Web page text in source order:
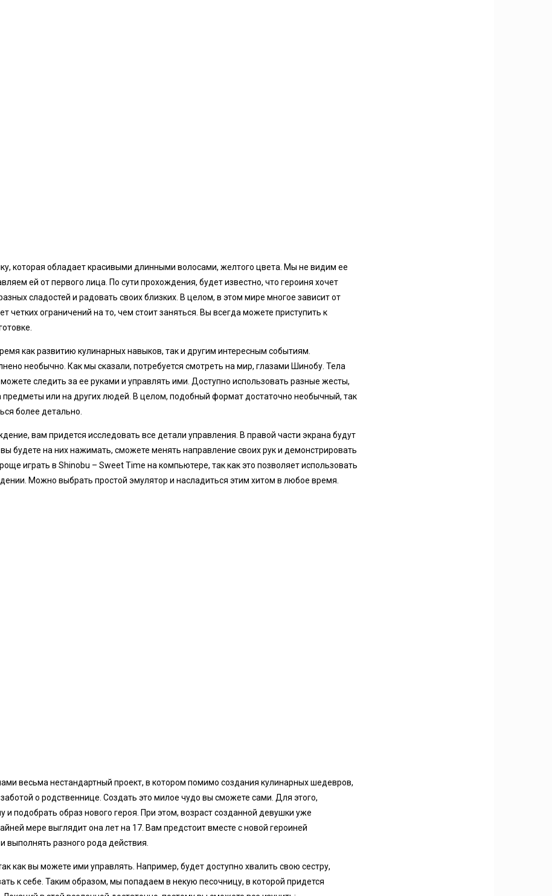
которая обладает красивыми длинными волосами, желтого цвета. Мы не видим ее
ей от первого лица. По сути прохождения, будет известно, что героиня хочет
сладостей и радовать своих близких. В целом, в этом мире многое зависит от
четких ограничений на то, чем стоит заняться. Вы всегда можете приступить к
как развитию кулинарных навыков, так и другим интересным событиям.
необычно. Как мы сказали, потребуется смотреть на мир, глазами Шинобу. Тела
следить за ее руками и управлять ими. Доступно использовать разные жесты,
предметы или на других людей. В целом, подобный формат достаточно необычный, так
более детально.
вам придется исследовать все детали управления. В правой части экрана будут
будете на них нажимать, сможете менять направление своих рук и демонстрировать
играть в Shinobu – Sweet Time на компьютере, так как это позволяет использовать
Можно выбрать простой эмулятор и насладиться этим хитом в любое время.
весьма нестандартный проект, в котором помимо создания кулинарных шедевров,
о родственнице. Создать это милое чудо вы сможете сами. Для этого,
и подобрать образ нового героя. При этом, возраст созданной девушки уже
мере выглядит она лет на 17. Вам предстоит вместе с новой героиней
выполнять разного рода действия.
как вы можете ими управлять. Например, будет доступно хвалить свою сестру,
к себе. Таким образом, мы попадаем в некую песочницу, в которой придется